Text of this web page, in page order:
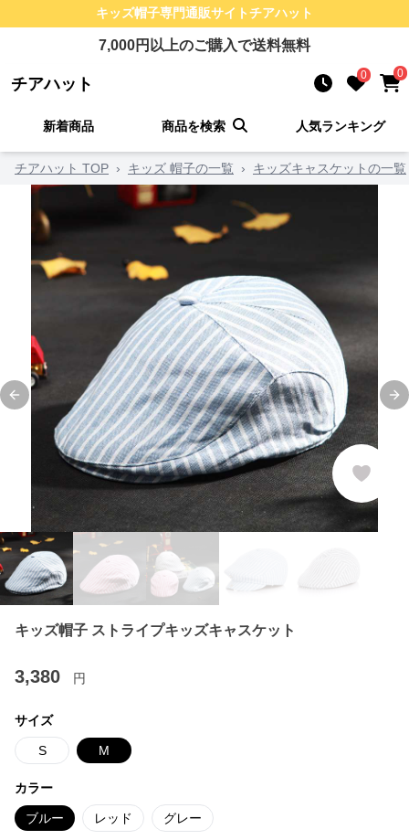
キッズ帽子専門通販サイトチアハット
7,000円以上のご購入で送料無料
チアハット 0 0
新着商品 商品を検索 人気ランキング
チアハット TOP › キッズ 帽子の一覧 › キッズキャスケットの一覧
Previous slide
キッズ帽子 ストライプキッズキャスケット
3,380 円
サイズ
S M
カラー
ブルー レッド グレー